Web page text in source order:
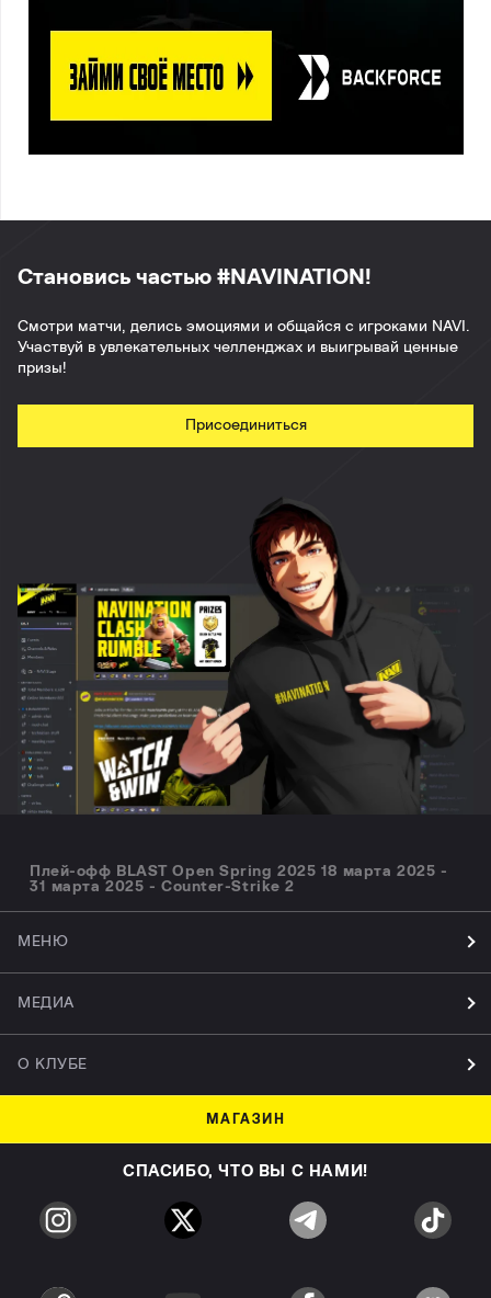
Становись частью #NAVINATION!
Смотри матчи, делись эмоциями и общайся с игроками NAVI.
Участвуй в увлекательных челленджах и выигрывай ценные
призы!
Присоединиться
Плей-офф BLAST Open Spring 2025 18 марта 2025 -
31 марта 2025 - Counter-Strike 2
МЕНЮ
МЕДИА
О КЛУБЕ
МАГАЗИН
СПАСИБО, ЧТО ВЫ С НАМИ!